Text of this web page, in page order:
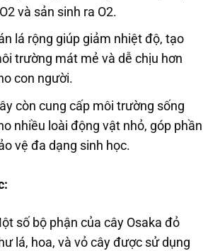
và sản sinh ra O2.
lá rộng giúp giảm nhiệt độ, tạo
trường mát mẻ và dễ chịu hơn
con người.
còn cung cấp môi trường sống
nhiều loài động vật nhỏ, góp phần
vệ đa dạng sinh học.
số bộ phận của cây Osaka đỏ
lá, hoa, và vỏ cây được sử dụng